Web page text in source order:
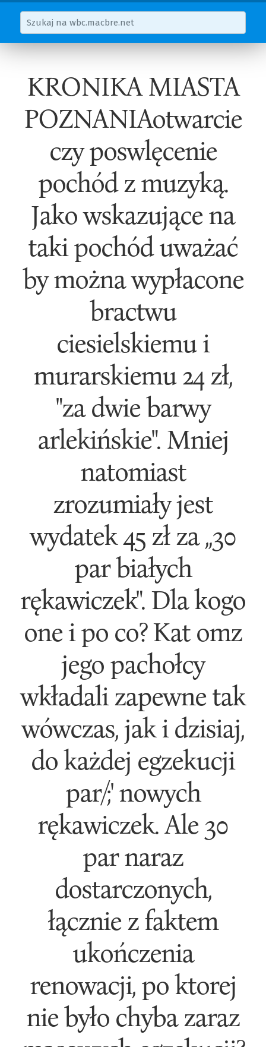
KRONIKA MIASTA
POZNANIAotwarcie
czy poswlęcenie
pochód z muzyką.
Jako wskazujące na
taki pochód uważać
by można wypłacone
bractwu
ciesielskiemu i
murarskiemu 24 zł,
"za dwie barwy
arlekińskie". Mniej
natomiast
zrozumiały jest
wydatek 45 zł za ,,30
par białych
rękawiczek". Dla kogo
one i po co? Kat omz
jego pachołcy
wkładali zapewne tak
wówczas, jak i dzisiaj,
do każdej egzekucji
par/;' nowych
rękawiczek. Ale 30
par naraz
dostarczonych,
łącznie z faktem
ukończenia
renowacji, po ktorej
nie było chyba zaraz